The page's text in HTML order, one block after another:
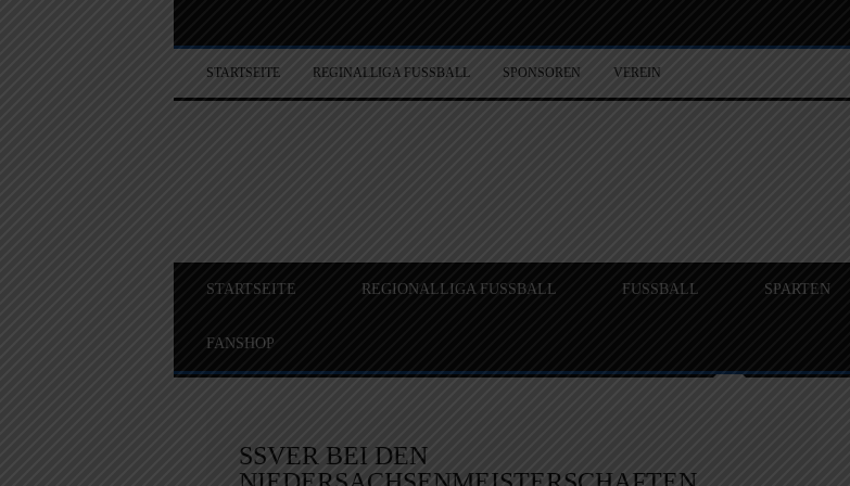
STARTSEITE REGINALLIGA FUSSBALL SPONSOREN VEREIN
STARTSEITE REGIONALLIGA FUSSBALL FUSSBALL SPARTEN
FANSHOP
SSVER BEI DEN